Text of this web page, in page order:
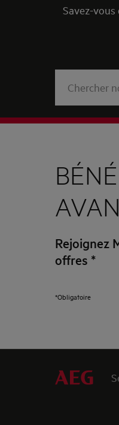
Savez-vous
Management
Search
Rejoignez
offres *
*Obligatoire